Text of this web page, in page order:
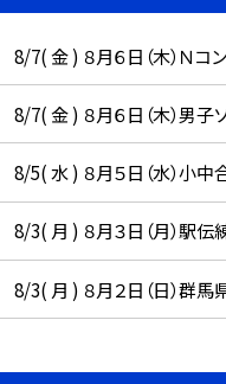
8/7( 金 ) ８月６日（木）Ｎ
8/7( 金 ) ８月６日（木）男子
8/5( 水 ) ８月５日（水）小
8/3( 月 ) ８月３日（月）駅伝
8/3( 月 ) ８月２日（日）群